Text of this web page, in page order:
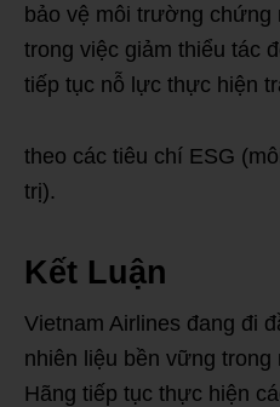
bảo vệ môi trường chứng
trong việc giảm thiểu tác
tiếp tục nỗ lực thực hiện
theo các tiêu chí ESG
trị).
Kết Luận
Vietnam Airlines đang đi
nhiên liệu bền vững trong
Hãng tiếp tục thực hiện